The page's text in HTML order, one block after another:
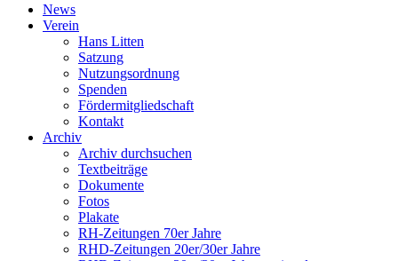
News
Verein
Hans Litten
Satzung
Nutzungsordnung
Spenden
Fördermitgliedschaft
Kontakt
Archiv
Archiv durchsuchen
Textbeiträge
Dokumente
Fotos
Plakate
RH-Zeitungen 70er Jahre
RHD-Zeitungen 20er/30er Jahre